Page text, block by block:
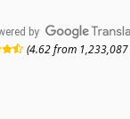
by
(4.62 from 1,233,087